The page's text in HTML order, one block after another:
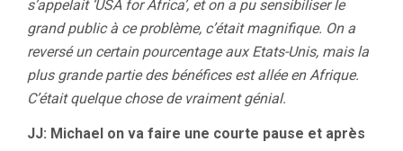
s’appelait ‘USA for Africa’, et on a pu sensibiliser le
grand public à ce problème, c’était magnifique. On a
reversé un certain pourcentage aux Etats-Unis, mais la
plus grande partie des bénéfices est allée en Afrique.
C’était quelque chose de vraiment génial.
JJ: Michael on va faire une courte pause et après